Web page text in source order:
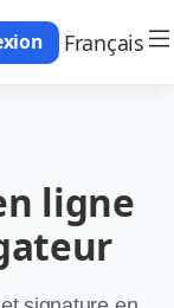
Français
ligne